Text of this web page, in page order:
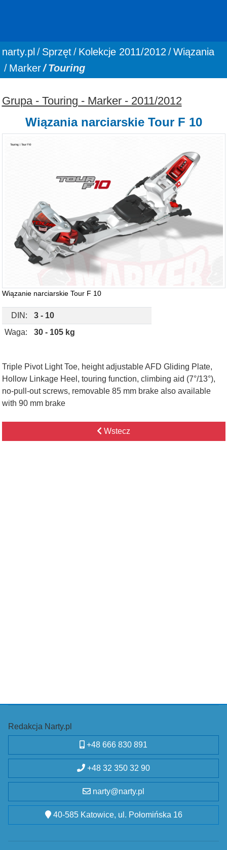
You are here:
narty.pl Sprzęt Kolekcje 2011/2012
Wiązania
Marker
Touring
Grupa - Touring - Marker - 2011/2012
Wiązania narciarskie Tour F 10
Wiązanie narciarskie Tour F 10
DIN:
3 - 10
Waga:
30 - 105 kg
Triple Pivot Light Toe, height adjustable AFD Gliding Plate,
Hollow Linkage Heel, touring function, climbing aid (7°/13°),
no-pull-out screws, removable 85 mm brake also available
with 90 mm brake
Wstecz
Redakcja Narty.pl
+48 666 830 891
+48 32 350 32 90
narty@narty.pl
40-585 Katowice, ul. Połomińska 16